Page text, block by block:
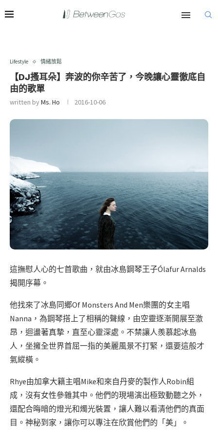
Lifestyle 情緒放鬆
【DJ搔耳朵】奔波的你辛苦了，今晚讓心靈徹底自
由的歌單
written byMs. Ho 2016-10-06
這撫慰人心的七首歌曲，就由冰島鋼琴王子Ólafur Arnalds
揭開序幕。
他找來了冰島同鄉Of Monsters And Men樂團的女主唱
Nanna，為鋼琴搭上了相稱的聲線，由空靈逐漸開展至激
昂，迴盪著真摯，直至心靈深處。不禁讓人羨慕起冰島
人，坐擁全世界首屈一指的美麗風景不打緊，還要這般才
氣縱橫。
Rhye由加拿大籍主唱Mike和來自丹麥的製作人Robin組
成，沒有女性參雜其中。他們的現場演出極致動聽之外，
還配合晦暗的燈光和燭光裝置，讓人難以看清他們的真面
目。神秘到家，讓你可以專注在欣賞他們的「美」。